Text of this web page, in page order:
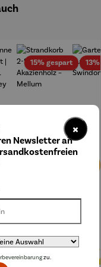
15% gespartRabatt
×
Newsletter an
zu.